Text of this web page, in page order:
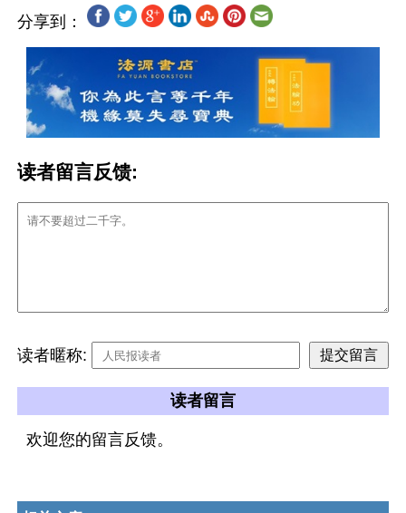
分享到：
读者留言反馈:
读者暱称:
读者留言
欢迎您的留言反馈。